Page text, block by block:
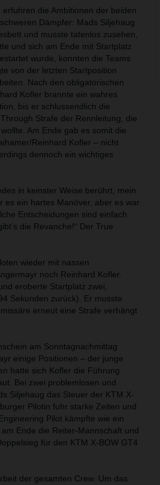
die Ambitionen der beiden
Dämpfer: Mads Siljehaug
und musste tatenlos zusehen,
und sich am Ende mit Startplatz
wurde, konnten die Teams
von der letzten Startposition
Nach den obligatorischen
Kofler brannte ein wahres
bis er schlussendlich die
Strafe der Rennleitung, die
Am Ende gab es somit die
Reinhard Kofler – nicht
dennoch ein wichtiges
in keinster Weise berührt, mein
es ein hartes Manöver, aber es war
Entscheidungen sind einfach
die Revanche!“ Der True
wieder mit nassen
noch Reinhard Kofler.
eroberte Startplatz zwei,
Sekunden zurück). Er musste
erneut eine Strafe verhängt
am Sonntagnachmittag
einige Positionen – der junge
hatte sich Kofler die Führung
Bei zwei problemlosen und
Siljehaug das Steuer der KTM X-
Pilotin fuhr starke Zeiten und
Pilot kämpfte wie ein
Ende die Reiter-Mannschaft und
für den KTM X-BOW GT4
der gesamten Crew. Um das